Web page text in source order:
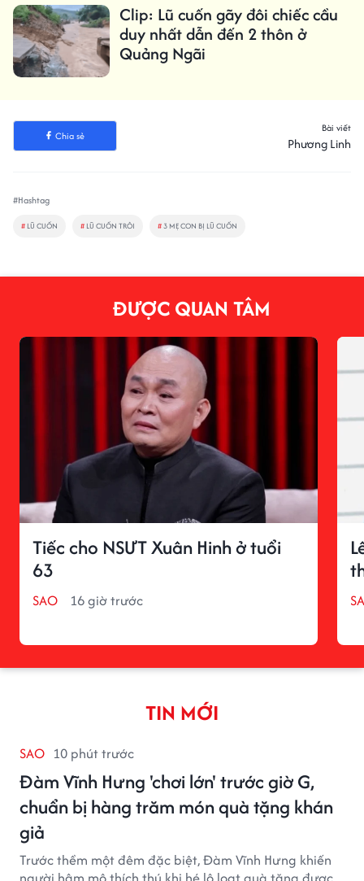
Clip: Lũ cuốn gãy đôi chiếc cầu
duy nhất dẫn đến 2 thôn ở
Quảng Ngãi
Chia sẻ
Bài viết
Phương Linh
#Hashtag
# LŨ CUỐN # LŨ CUỐN TRÔI #3 MẸ CON BỊ LŨ CUỐN
ĐƯỢC QUAN TÂM
Tiếc cho NSƯT Xuân Hinh ở tuổi
63
SAO 16 giờ trước
TIN MỚI
SAO 10 phút trước
Đàm Vĩnh Hưng 'chơi lớn' trước giờ G,
chuẩn bị hàng trăm món quà tặng khán
giả
Trước thềm một đêm đặc biệt, Đàm Vĩnh Hưng khiến